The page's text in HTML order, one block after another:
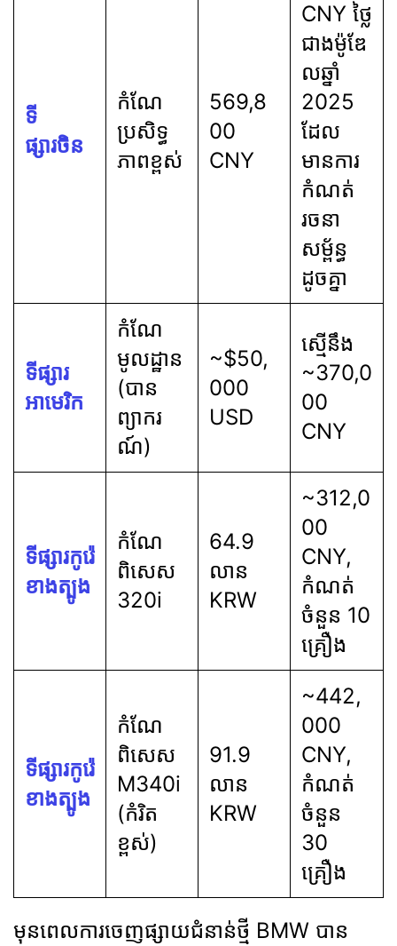
ទី
ផ្សារចិន
កំណែ
ប្រសិទ្ធ
ភាពខ្ពស់
569,8
00
CNY
CNY ថ្លៃ
ជាងម៉ូឌែ
លឆ្នាំ
2025
ដែល
មានការ
កំណត់
រចនា
សម្ព័ន្ធ
ដូចគ្នា
ទីផ្សារ
អាមេរិក
កំណែ
មូលដ្ឋាន
(បាន
ព្យាករ
ណ៍)
~$50,
000
USD
ស្មើនឹង
~370,0
00
CNY
ទីផ្សារកូរ៉េ
ខាងត្បូង
កំណែ
ពិសេស
320i
64.9
លាន
KRW
~312,0
00
CNY,
កំណត់
ចំនួន 10
គ្រឿង
ទីផ្សារកូរ៉េ
ខាងត្បូង
កំណែ
ពិសេស
M340i
(កំរិត
ខ្ពស់)
91.9
លាន
KRW
~442,
000
CNY,
កំណត់
ចំនួន
30
គ្រឿង
មុនពេលការចេញផ្សាយជំនាន់ថ្មី BMW បាន